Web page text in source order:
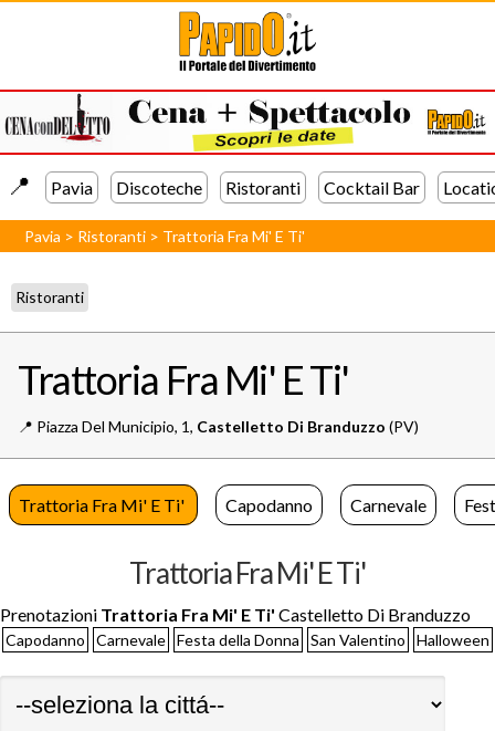
📍️ Pavia Discoteche Ristoranti Cocktail Bar
Pavia > Ristoranti > Trattoria Fra Mi' E Ti'
Ristoranti
Trattoria Fra Mi' E Ti'
📍️ Piazza Del Municipio, 1, Castelletto Di Branduzzo (PV)
Trattoria Fra Mi' E Ti' Capodanno Carnevale
Trattoria Fra Mi' E Ti'
Prenotazioni Trattoria Fra Mi' E Ti' Castelletto Di Branduzzo
Capodanno Carnevale Festa della Donna San Valentino Halloween